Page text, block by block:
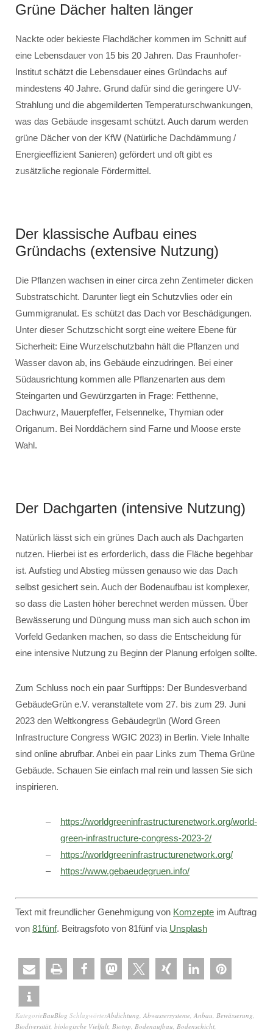
Grüne Dächer halten länger
Nackte oder bekieste Flachdächer kommen im Schnitt auf
eine Lebensdauer von 15 bis 20 Jahren. Das Fraunhofer-
Institut schätzt die Lebensdauer eines Gründachs auf
mindestens 40 Jahre. Grund dafür sind die geringere UV-
Strahlung und die abgemilderten Temperaturschwankungen,
was das Gebäude insgesamt schützt. Auch darum werden
grüne Dächer von der KfW (Natürliche Dachdämmung /
Energieeffizient Sanieren) gefördert und oft gibt es
zusätzliche regionale Fördermittel.
Der klassische Aufbau eines
Gründachs (extensive Nutzung)
Die Pflanzen wachsen in einer circa zehn Zentimeter dicken
Substratschicht. Darunter liegt ein Schutzvlies oder ein
Gummigranulat. Es schützt das Dach vor Beschädigungen.
Unter dieser Schutzschicht sorgt eine weitere Ebene für
Sicherheit: Eine Wurzelschutzbahn hält die Pflanzen und
Wasser davon ab, ins Gebäude einzudringen. Bei einer
Südausrichtung kommen alle Pflanzenarten aus dem
Steingarten und Gewürzgarten in Frage: Fetthenne,
Dachwurz, Mauerpfeffer, Felsennelke, Thymian oder
Origanum. Bei Norddächern sind Farne und Moose erste
Wahl.
Der Dachgarten (intensive Nutzung)
Natürlich lässt sich ein grünes Dach auch als Dachgarten
nutzen. Hierbei ist es erforderlich, dass die Fläche begehbar
ist. Aufstieg und Abstieg müssen genauso wie das Dach
selbst gesichert sein. Auch der Bodenaufbau ist komplexer,
so dass die Lasten höher berechnet werden müssen. Über
Bewässerung und Düngung muss man sich auch schon im
Vorfeld Gedanken machen, so dass die Entscheidung für
eine intensive Nutzung zu Beginn der Planung erfolgen sollte.
Zum Schluss noch ein paar Surftipps: Der Bundesverband
GebäudeGrün e.V. veranstaltete vom 27. bis zum 29. Juni
2023 den Weltkongress Gebäudegrün (Word Green
Infrastructure Congress WGIC 2023) in Berlin. Viele Inhalte
sind online abrufbar. Anbei ein paar Links zum Thema Grüne
Gebäude. Schauen Sie einfach mal rein und lassen Sie sich
inspirieren.
https://worldgreeninfrastructurenetwork.org/world-
green-infrastructure-congress-2023-2/
https://worldgreeninfrastructurenetwork.org/
https://www.gebaeudegruen.info/
Text mit freundlicher Genehmigung von Komzepte im Auftrag
von 81fünf. Beitragsfoto von 81fünf via Unsplash
KategorieBauBlog SchlagwörterAbdichtung, Abwassersysteme, Anbau, Bewässerung,
Biodiversität, biologische Vielfalt, Biotop, Bodenaufbau, Bodenschicht,